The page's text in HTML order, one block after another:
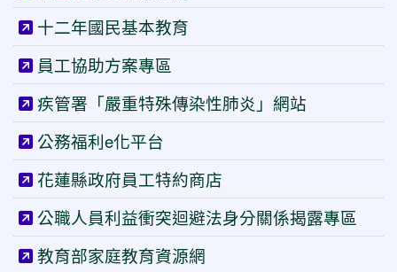
十二年國民基本教育
員工協助方案專區
疾管署「嚴重特殊傳染性肺炎」網站
公務福利e化平台
花蓮縣政府員工特約商店
公職人員利益衝突迴避法身分關係揭露專區
教育部家庭教育資源網